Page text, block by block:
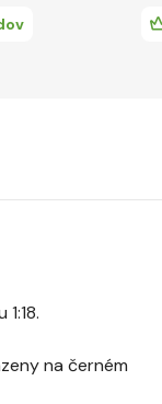
na černém